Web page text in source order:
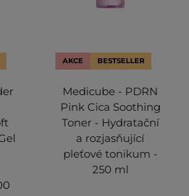
AKCE BESTSELLER
Medicube - PDRN
Pink Cica Soothing
Toner - Hydratační
a rozjasňující
pleťové tonikum -
250 ml